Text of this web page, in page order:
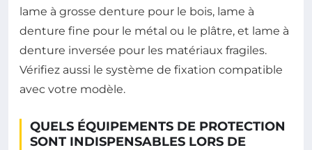
lame à grosse denture pour le bois, lame à
denture fine pour le métal ou le plâtre, et lame à
denture inversée pour les matériaux fragiles.
Vérifiez aussi le système de fixation compatible
avec votre modèle.
QUELS ÉQUIPEMENTS DE PROTECTION
SONT INDISPENSABLES LORS DE